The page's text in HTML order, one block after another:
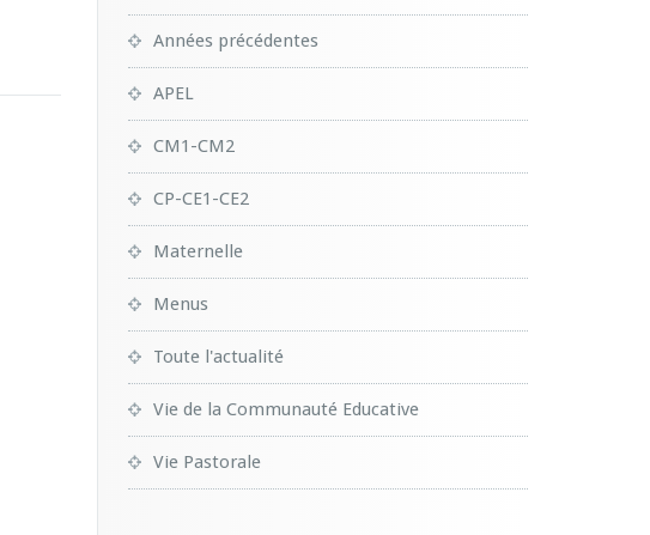
Années précédentes
APEL
CM1-CM2
CP-CE1-CE2
Maternelle
Menus
Toute l'actualité
Vie de la Communauté Educative
Vie Pastorale